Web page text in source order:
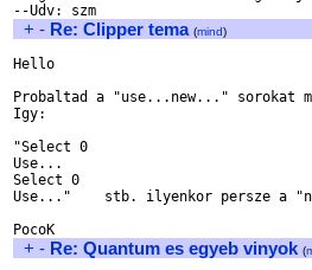
+ - Re: Clipper tema (mind)
Hello
Probaltad a "use...new..." sorokat
Igy:
"Select 0
Use...
Select 0
Use..."    stb. ilyenkor persze a
+ - Re: Quantum es egyeb vinyok (